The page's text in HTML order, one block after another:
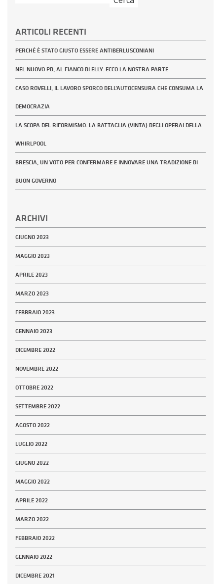
ARTICOLI RECENTI
PERCHÉ È STATO GIUSTO ESSERE ANTIBERLUSCONIANI
NEL NUOVO PD, AL FIANCO DI ELLY. ECCO LA NOSTRA PARTE
CASO ROVELLI, IL LAVORO SPORCO DELL’AUTOCENSURA CHE CONSUMA LA
DEMOCRAZIA
LA SCOPA DEL RIFORMISMO. LA BATTAGLIA (VINTA) DEGLI OPERAI DELLA
WHIRLPOOL
BRESCIA, UN VOTO PER CONFERMARE E INNOVARE UNA TRADIZIONE DI
BUON GOVERNO
ARCHIVI
GIUGNO 2023
MAGGIO 2023
APRILE 2023
MARZO 2023
FEBBRAIO 2023
GENNAIO 2023
DICEMBRE 2022
NOVEMBRE 2022
OTTOBRE 2022
SETTEMBRE 2022
AGOSTO 2022
LUGLIO 2022
GIUGNO 2022
MAGGIO 2022
APRILE 2022
MARZO 2022
FEBBRAIO 2022
GENNAIO 2022
DICEMBRE 2021